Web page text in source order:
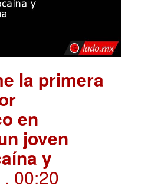
la primera
en
joven
y
. 00:20